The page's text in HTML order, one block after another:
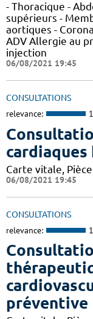
- Thoracique -
supérieurs -
aortiques -
ADV Allergie au
injection
06/08/2021 19:45
CONSULTATIONS
relevance:
Carte vitale,
06/08/2021 19:45
CONSULTATIONS
relevance:
préventive